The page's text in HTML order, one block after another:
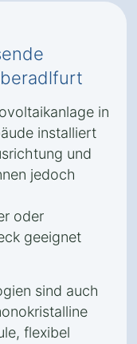
in
installiert
und
jedoch
oder
geeignet
sind auch
flexibel